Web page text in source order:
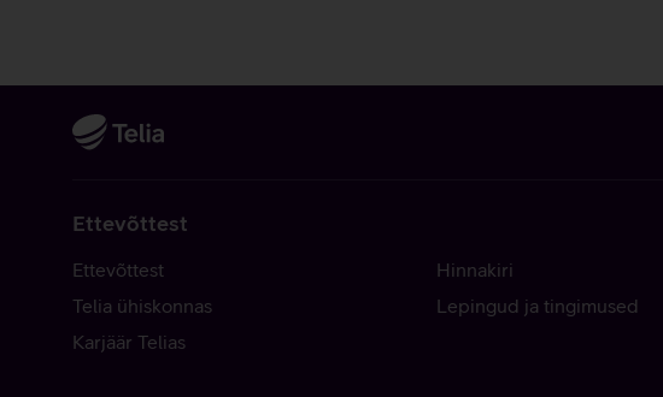
Ettevõttest
Ettevõttest
Telia ühiskonnas
Karjäär Telias
Hinnakiri
Lepingud ja tingimused